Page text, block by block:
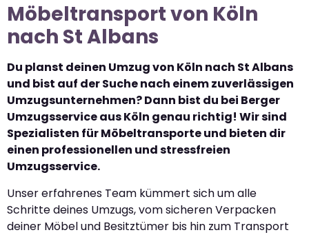
Möbeltransport von Köln
nach St Albans
Du planst deinen Umzug von Köln nach St Albans
und bist auf der Suche nach einem zuverlässigen
Umzugsunternehmen? Dann bist du bei Berger
Umzugsservice aus Köln genau richtig! Wir sind
Spezialisten für Möbeltransporte und bieten dir
einen professionellen und stressfreien
Umzugsservice.
Unser erfahrenes Team kümmert sich um alle
Schritte deines Umzugs, vom sicheren Verpacken
deiner Möbel und Besitztümer bis hin zum Transport